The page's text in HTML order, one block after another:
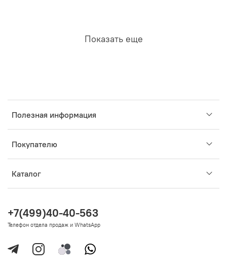
Показать еще
Полезная информация
Покупателю
Каталог
+7(499)40-40-563
Телефон отдела продаж и WhatsApp